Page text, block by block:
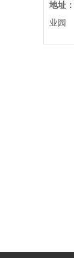
地址：
业园